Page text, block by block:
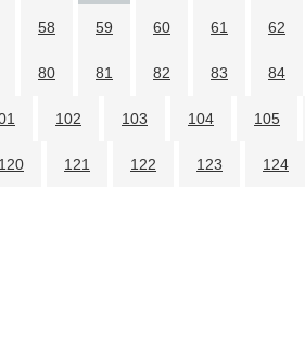
58 59 60 61 62
80 81 82 83 84
102 103 104 105
120 121 122 123 124